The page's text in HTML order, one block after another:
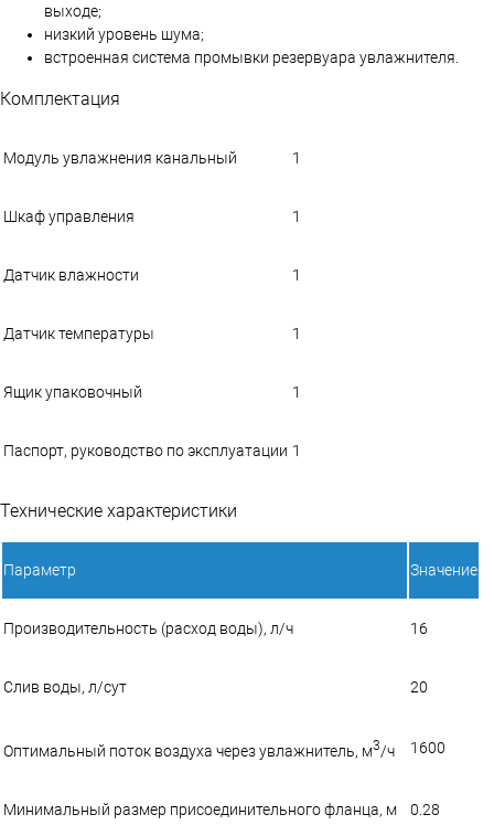
выходе;
низкий уровень шума;
встроенная система промывки резервуара увлажнителя.
Комплектация
Модуль увлажнения канальный 1
Шкаф управления 1
Датчик влажности 1
Датчик температуры 1
Ящик упаковочный 1
Паспорт, руководство по эксплуатации 1
Технические характеристики
Параметр Значение
Производительность (расход воды), л/ч 16
Слив воды, л/сут 20
Оптимальный поток воздуха через увлажнитель, м3/ч 1600
Минимальный размер присоединительного фланца, м 0.28